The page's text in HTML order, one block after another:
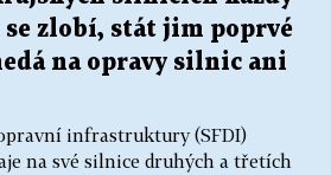
zlobí, stát jim poprvé
na opravy silnic ani
infrastruktury (SFDI)
na své silnice druhých a třetích